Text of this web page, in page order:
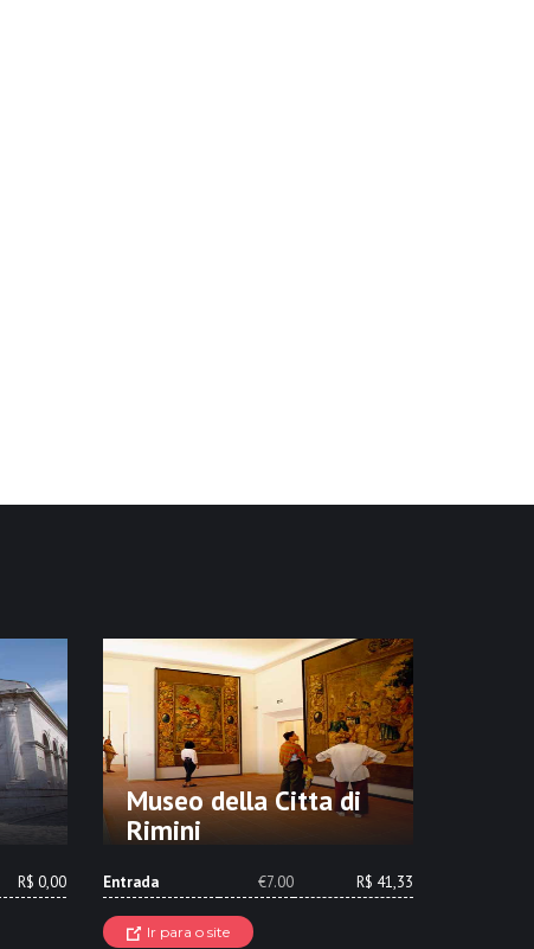
R$ 0,00
Museo della Citta di
Rimini
Entrada €7.00 R$ 41,33
Ir para o site